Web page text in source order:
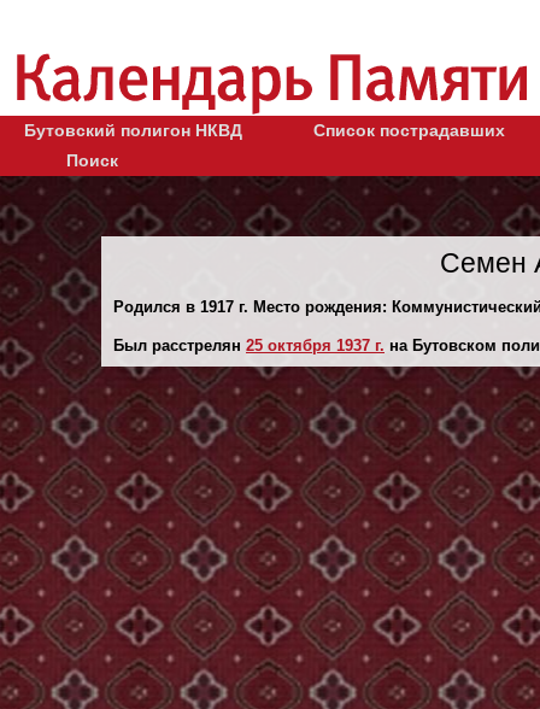
Бутовский полигон НКВД
Список пострадавших
Поиск
Семен
Родился в 1917 г. Место рождения:
Был расстрелян 25 октября 1937 г. на Бутовском